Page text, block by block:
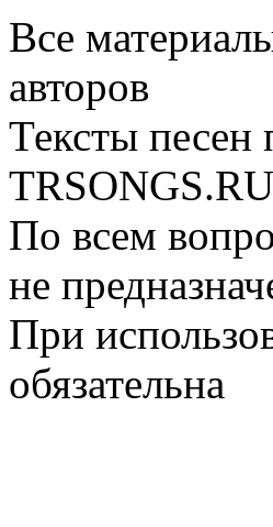
Все
авторов
Тексты песен
По всем
не
При
обязательна